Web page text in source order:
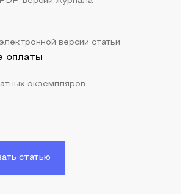
версии статьи
оплаты
экземпляров
статью